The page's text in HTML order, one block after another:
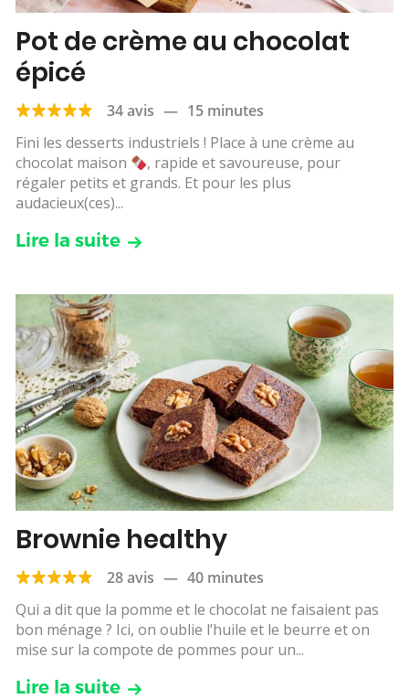
Pot de crème au chocolat
épicé
34 avis — 15 minutes
Fini les desserts industriels ! Place à une crème au
chocolat maison
, rapide et savoureuse, pour
régaler petits et grands. Et pour les plus
audacieux(ces)...
Lire la suite
Brownie healthy
28 avis — 40 minutes
Qui a dit que la pomme et le chocolat ne faisaient pas
bon ménage ? Ici, on oublie l’huile et le beurre et on
mise sur la compote de pommes pour un...
Lire la suite